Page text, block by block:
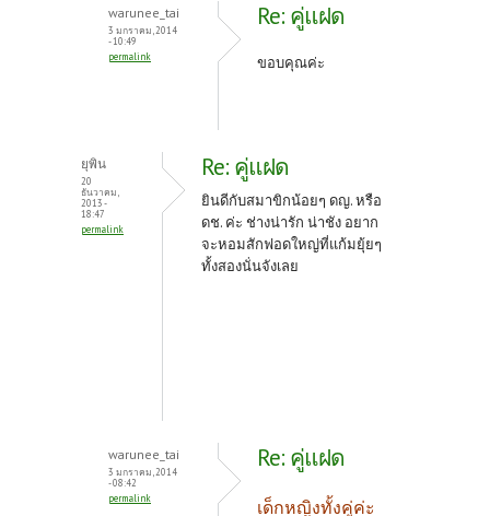
warunee_tai
3 มกราคม, 2014
- 10:49
permalink
Re: คู่แฝด
ขอบคุณค่ะ
ยุพิน
20
ธันวาคม,
2013 -
18:47
permalink
Re: คู่แฝด
ยินดีกับสมาขิกน้อยๆ ดญ. หรือ
ดช. ค่ะ ช่างน่ารัก น่าชัง อยาก
จะหอมสักฟอดใหญ่ที่แก้มยุ้ยๆ
ทั้งสองนั่นจังเลย
warunee_tai
3 มกราคม, 2014
- 08:42
permalink
Re: คู่แฝด
เด็กหญิงทั้งคู่ค่ะ